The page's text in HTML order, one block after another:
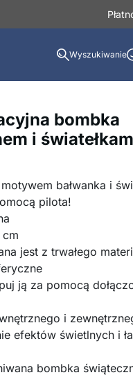
Wyszukiwanie
bombka
i
bałwanka i
pilota!
jest z trwałego
ją za pomocą
i
efektów świetlnych i
bombka